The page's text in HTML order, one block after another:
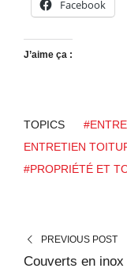
Facebook
J’aime ça :
TOPICS
ENTRETIEN
#PROPRIÉTÉ ET
PREVIOUS POST
Couverts en